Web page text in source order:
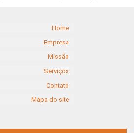
Home
Empresa
Missão
Serviços
Contato
Mapa do site